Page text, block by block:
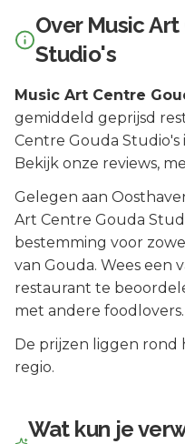
Over Music
Studio's
Music Art Centre
gemiddeld geprijsd
Centre Gouda Studio's
Bekijk onze reviews,
Gelegen aan
Art Centre Gouda
bestemming voor
van Gouda. Wees een
restaurant te
met andere foodlovers.
De prijzen liggen rond
regio.
Wat kun je